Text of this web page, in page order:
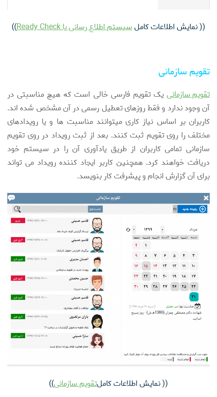
(( نمایش اطلاعات کاملسیستم اطلاع رسانی یا Ready Check ))
تقویم سازمانی
تقویم سازمانی یک تقویم فارسی خالی است که هیچ مناسبتی در
آن وجود ندارد و فقط روزهای تعطیل رسمی در آن مشخص شده اند.
کاربران بر اساس نیاز کاری میتوانند مناسبت ها و یا رویدادهای
مختلف را روی تقویم ثبت کنند. بعد از ثبت رویداد در روی تقویم
سازمانی تمامی کاربران از طریق یادآوری آن را در سیستم خود
دریافت خواهند کرد. همچنین کاربر ایجاد کننده رویداد می تواند
برای آن گزارش انجام و پیشرفت کار بنویسد.
(( نمایش اطلاعات کاملتقویم سازمانی))